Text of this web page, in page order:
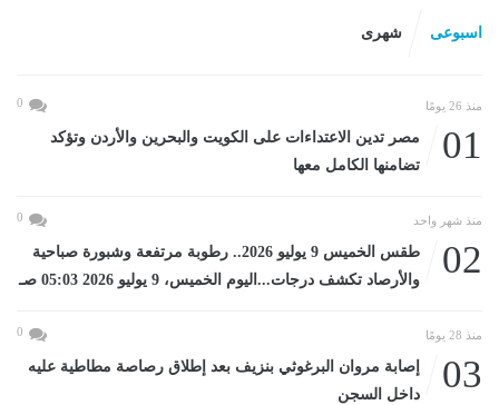
اسبوعى شهرى
منذ 26 يومًا 0
01
مصر تدين الاعتداءات على الكويت والبحرين والأردن وتؤكد
تضامنها الكامل معها
منذ شهر واحد 0
02
طقس الخميس 9 يوليو 2026.. رطوبة مرتفعة وشبورة صباحية
والأرصاد تكشف درجات...اليوم الخميس، 9 يوليو 2026 05:03 صـ
منذ 28 يومًا 0
03
إصابة مروان البرغوثي بنزيف بعد إطلاق رصاصة مطاطية عليه
داخل السجن